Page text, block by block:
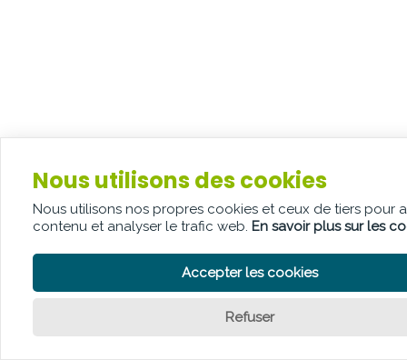
Nous utilisons des cookies
Nous utilisons nos propres cookies et ceux de tiers pour
contenu et analyser le trafic web. En savoir plus sur les
Accepter les cookies
Refuser